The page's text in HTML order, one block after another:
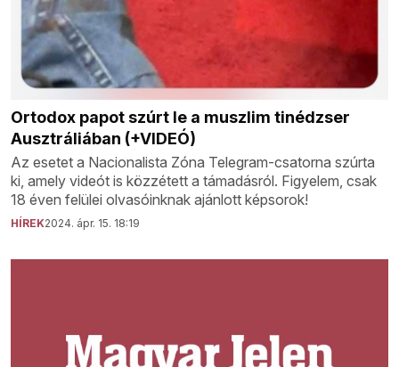
Ortodox papot szúrt le a muszlim tinédzser
Ausztráliában (+VIDEÓ)
Az esetet a Nacionalista Zóna Telegram-csatorna szúrta
ki, amely videót is közzétett a támadásról. Figyelem, csak
18 éven felülei olvasóinknak ajánlott képsorok!
HÍREK2024. ápr. 15. 18:19